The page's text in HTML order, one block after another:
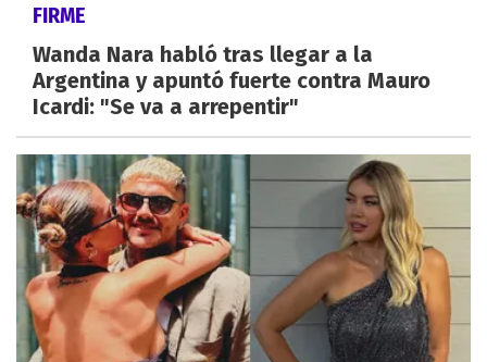
FIRME
Wanda Nara habló tras llegar a la
Argentina y apuntó fuerte contra Mauro
Icardi: "Se va a arrepentir"